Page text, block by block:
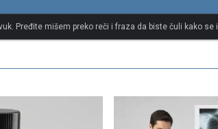
Pređite mišem preko reči i fraza da biste čuli kako se